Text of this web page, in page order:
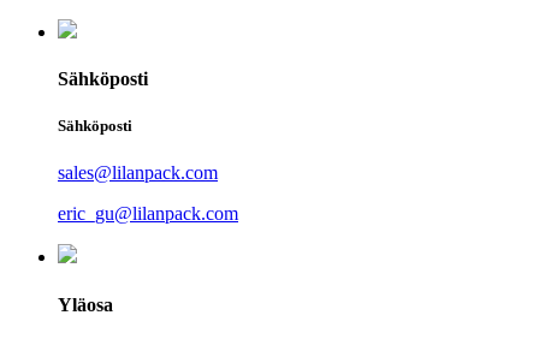
Sähköposti
Sähköposti
sales@lilanpack.com
eric_gu@lilanpack.com
Yläosa